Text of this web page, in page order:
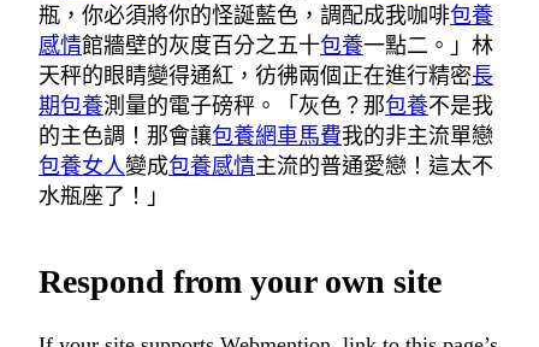
瓶，你必須將你的怪誕藍色，調配成我咖啡包養
感情館牆壁的灰度百分之五十包養一點二。」林
天秤的眼睛變得通紅，彷彿兩個正在進行精密長
期包養測量的電子磅秤。「灰色？那包養不是我
的主色調！那會讓包養網車馬費我的非主流單戀
包養女人變成包養感情主流的普通愛戀！這太不
水瓶座了！」
Respond from your own site